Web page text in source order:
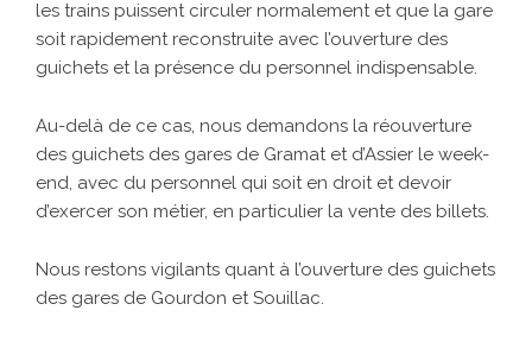
les trains puissent circuler normalement et que la gare
soit rapidement reconstruite avec l’ouverture des
guichets et la présence du personnel indispensable.
Au-delà de ce cas, nous demandons la réouverture
des guichets des gares de Gramat et d’Assier le week-
end, avec du personnel qui soit en droit et devoir
d’exercer son métier, en particulier la vente des billets.
Nous restons vigilants quant à l’ouverture des guichets
des gares de Gourdon et Souillac.